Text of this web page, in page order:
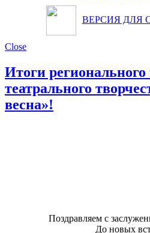
ВЕРСИЯ ДЛЯ
Close
Итоги регионального
театрального
весна»!
Поздравляем с
До новых